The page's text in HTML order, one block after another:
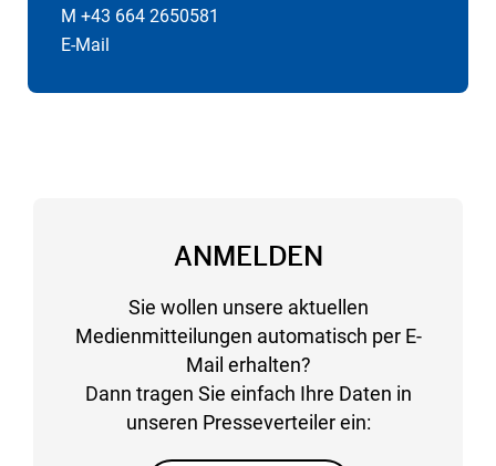
M +43 664 2650581
E-Mail
ANMELDEN
Sie wollen unsere aktuellen
Medienmitteilungen automatisch per E-
Mail erhalten?
Dann tragen Sie einfach Ihre Daten in
unseren Presseverteiler ein: